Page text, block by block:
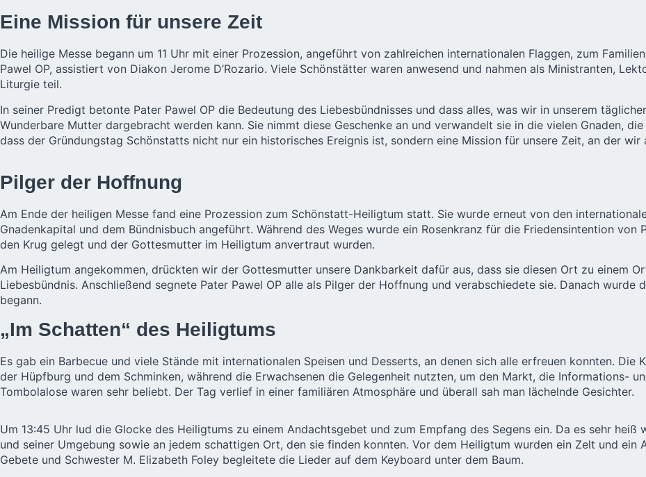
Eine Mission für unsere Zeit
Die heilige Messe begann um 11 Uhr mit einer Prozession, angeführt von zahlreichen internationalen Flaggen, zum
Pawel OP, assistiert von Diakon Jerome D’Rozario. Viele Schönstätter waren anwesend und nahmen als Ministranten,
Liturgie teil.
In seiner Predigt betonte Pater Pawel OP die Bedeutung des Liebesbündnisses und dass alles, was wir in unserem
Wunderbare Mutter dargebracht werden kann. Sie nimmt diese Geschenke an und verwandelt sie in die vielen Gnaden,
dass der Gründungstag Schönstatts nicht nur ein historisches Ereignis ist, sondern eine Mission für unsere Zeit, an der wir
Pilger der Hoffnung
Am Ende der heiligen Messe fand eine Prozession zum Schönstatt-Heiligtum statt. Sie wurde erneut von den
Gnadenkapital und dem Bündnisbuch angeführt. Während des Weges wurde ein Rosenkranz für die Friedensintention
den Krug gelegt und der Gottesmutter im Heiligtum anvertraut wurden.
Am Heiligtum angekommen, drückten wir der Gottesmutter unsere Dankbarkeit dafür aus, dass sie diesen Ort zu einem
Liebesbündnis. Anschließend segnete Pater Pawel OP alle als Pilger der Hoffnung und verabschiedete sie. Danach wurde
begann.
„Im Schatten“ des Heiligtums
Es gab ein Barbecue und viele Stände mit internationalen Speisen und Desserts, an denen sich alle erfreuen konnten.
der Hüpfburg und dem Schminken, während die Erwachsenen die Gelegenheit nutzten, um den Markt, die Informations-
Tombolalose waren sehr beliebt. Der Tag verlief in einer familiären Atmosphäre und überall sah man lächelnde Gesichter.
Um 13:45 Uhr lud die Glocke des Heiligtums zu einem Andachtsgebet und zum Empfang des Segens ein. Da es sehr heiß
und seiner Umgebung sowie an jedem schattigen Ort, den sie finden konnten. Vor dem Heiligtum wurden ein Zelt und
Gebete und Schwester M. Elizabeth Foley begleitete die Lieder auf dem Keyboard unter dem Baum.